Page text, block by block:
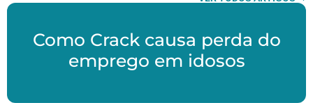
Como Crack causa perda do
emprego em idosos